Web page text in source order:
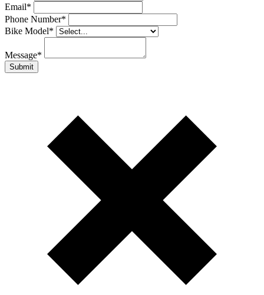
Email*
Phone Number*
Bike Model*
Message*
Submit